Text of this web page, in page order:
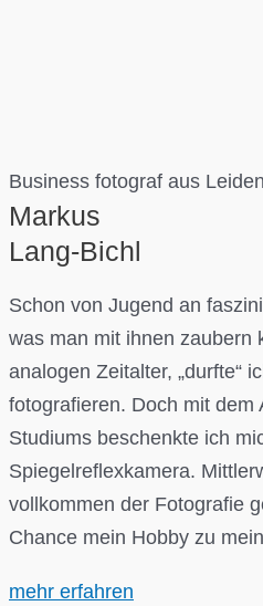
Business fotograf aus
Markus
Lang-Bichl
Schon von Jugend an
was man mit ihnen zaubern
analogen Zeitalter, „durfte“
fotografieren. Doch mit dem
Studiums beschenkte ich
Spiegelreflexkamera.
vollkommen der Fotografie
Chance mein Hobby zu
mehr erfahren